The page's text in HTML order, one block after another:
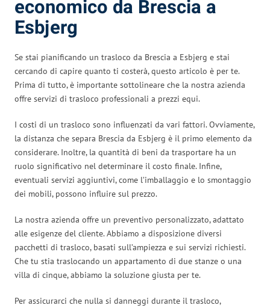
economico da Brescia a
Esbjerg
Se stai pianificando un trasloco da Brescia a Esbjerg e stai
cercando di capire quanto ti costerà, questo articolo è per te.
Prima di tutto, è importante sottolineare che la nostra azienda
offre servizi di trasloco professionali a prezzi equi.
I costi di un trasloco sono influenzati da vari fattori. Ovviamente,
la distanza che separa Brescia da Esbjerg è il primo elemento da
considerare. Inoltre, la quantità di beni da trasportare ha un
ruolo significativo nel determinare il costo finale. Infine,
eventuali servizi aggiuntivi, come l’imballaggio e lo smontaggio
dei mobili, possono influire sul prezzo.
La nostra azienda offre un preventivo personalizzato, adattato
alle esigenze del cliente. Abbiamo a disposizione diversi
pacchetti di trasloco, basati sull’ampiezza e sui servizi richiesti.
Che tu stia traslocando un appartamento di due stanze o una
villa di cinque, abbiamo la soluzione giusta per te.
Per assicurarci che nulla si danneggi durante il trasloco,